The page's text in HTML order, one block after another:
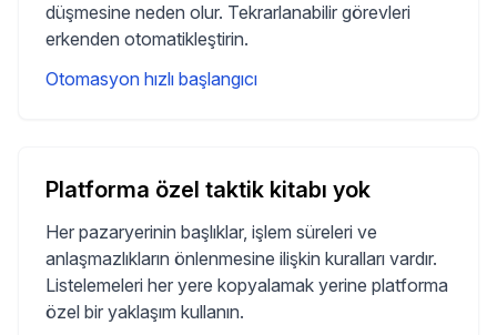
düşmesine neden olur. Tekrarlanabilir görevleri
erkenden otomatikleştirin.
Otomasyon hızlı başlangıcı
Platforma özel taktik kitabı yok
Her pazaryerinin başlıklar, işlem süreleri ve
anlaşmazlıkların önlenmesine ilişkin kuralları vardır.
Listelemeleri her yere kopyalamak yerine platforma
özel bir yaklaşım kullanın.